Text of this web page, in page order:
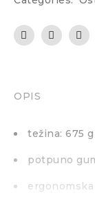
OPIS
težina: 675
potpuno